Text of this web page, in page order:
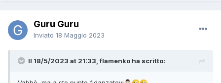
Guru Guru
Inviato 18 Maggio 2023
Il 18/5/2023 at 21:33, flamenko ha scritto: